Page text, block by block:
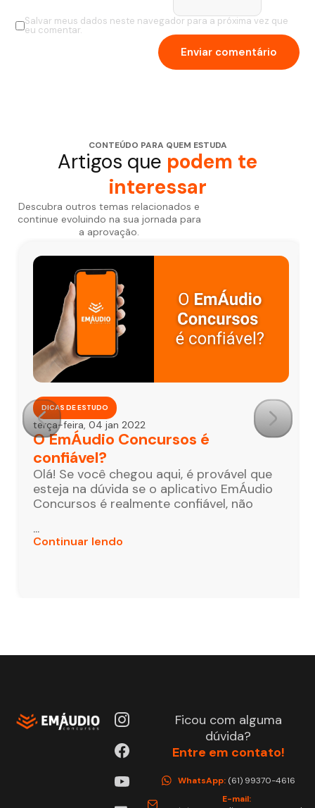
Salvar meus dados neste navegador para a próxima vez que
eu comentar.
CONTEÚDO PARA QUEM ESTUDA
Artigos que podem te
interessar
Descubra outros temas relacionados e
continue evoluindo na sua jornada para
a aprovação.
DICAS DE ESTUDO
terça-feira, 04 jan 2022
O EmÁudio Concursos é
confiável?
Olá! Se você chegou aqui, é provável que
esteja na dúvida se o aplicativo EmÁudio
Concursos é realmente confiável, não
...
Continuar lendo
Ficou com alguma
dúvida?
Entre em contato!
WhatsApp: (61) 99370-4616
E-mail: